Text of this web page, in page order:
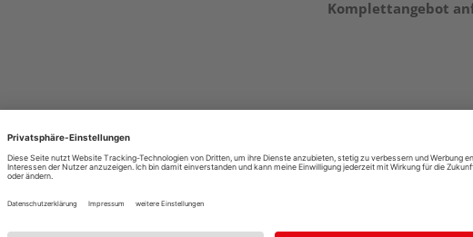
Komplettangebot